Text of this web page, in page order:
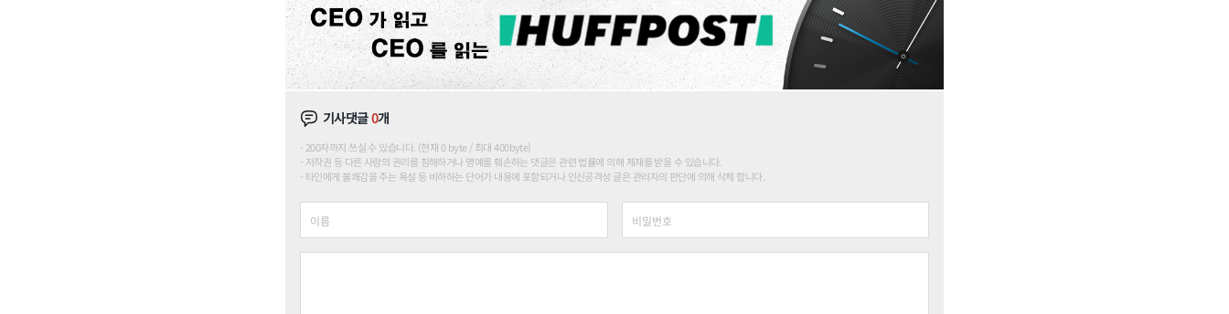
기사댓글0개
200자까지 쓰실 수 있습니다. (현재 0 byte / 최대 400byte)
저작권 등 다른 사람의 권리를 침해하거나 명예를 훼손하는 댓글은 관련 법률에 의해 제재를 받을 수 있습니다.
타인에게 불쾌감을 주는 욕설 등 비하하는 단어가 내용에 포함되거나 인신공격성 글은 관리자의 판단에 의해 삭제 합니다.